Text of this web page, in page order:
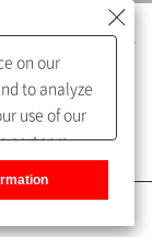
on our
to analyze
use of our
partners,